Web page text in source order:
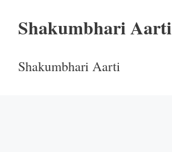
Shakumbhari Aarti
Shakumbhari Aarti